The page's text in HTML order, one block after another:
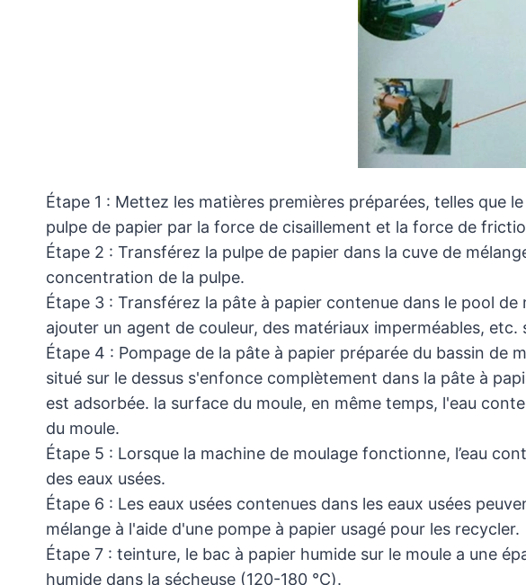
Étape 1 : Mettez les matières premières préparées, telles que
pulpe de papier par la force de cisaillement et la force de
Étape 2 : Transférez la pulpe de papier dans la cuve de
concentration de la pulpe.
Étape 3 : Transférez la pâte à papier contenue dans le pool
ajouter un agent de couleur, des matériaux imperméables,
Étape 4 : Pompage de la pâte à papier préparée du bassin de
situé sur le dessus s'enfonce complètement dans la pâte à
est adsorbée. la surface du moule, en même temps, l'eau
du moule.
Étape 5 : Lorsque la machine de moulage fonctionne, l’eau
des eaux usées.
Étape 6 : Les eaux usées contenues dans les eaux usées
mélange à l'aide d'une pompe à papier usagé pour les recycler.
Étape 7 : teinture, le bac à papier humide sur le moule a une
humide dans la sécheuse (120-180 ℃).